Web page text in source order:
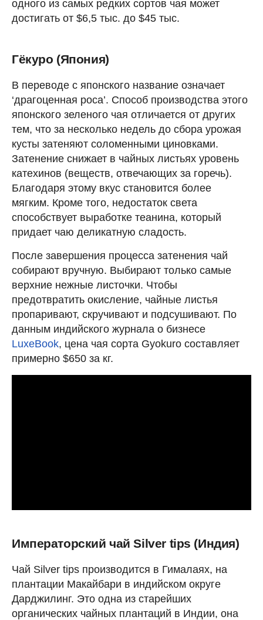
одного из самых редких сортов чая может
достигать от $6,5 тыс. до $45 тыс.
Гёкуро (Япония)
В переводе с японского название означает
‘драгоценная роса’. Способ производства этого
японского зеленого чая отличается от других
тем, что за несколько недель до сбора урожая
кусты затеняют соломенными циновками.
Затенение снижает в чайных листьях уровень
катехинов (веществ, отвечающих за горечь).
Благодаря этому вкус становится более
мягким. Кроме того, недостаток света
способствует выработке теанина, который
придает чаю деликатную сладость.
После завершения процесса затенения чай
собирают вручную. Выбирают только самые
верхние нежные листочки. Чтобы
предотвратить окисление, чайные листья
пропаривают, скручивают и подсушивают. По
данным индийского журнала о бизнесе
LuxeBook, цена чая сорта Gyokuro составляет
примерно $650 за кг.
Императорский чай Silver tips (Индия)
Чай Silver tips производится в Гималаях, на
плантации Макайбари в индийском округе
Дарджилинг. Это одна из старейших
органических чайных плантаций в Индии, она